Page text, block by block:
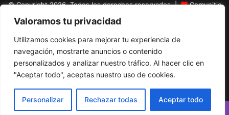
Valoramos tu privacidad
Utilizamos cookies para mejorar tu experiencia de
navegación, mostrarte anuncios o contenido
personalizados y analizar nuestro tráfico. Al hacer clic en
"Aceptar todo", aceptas nuestro uso de cookies.
Personalizar Rechazar todas Aceptar todo
© Copyright 2026, Todos los derechos reservados |
Comunitic
SAS BICNit 901228106
Home
Actualidad Variedades Opinion Turismo
El Tinteadero
Caricaturas Reportajes
FacebookYouTubeInstagram